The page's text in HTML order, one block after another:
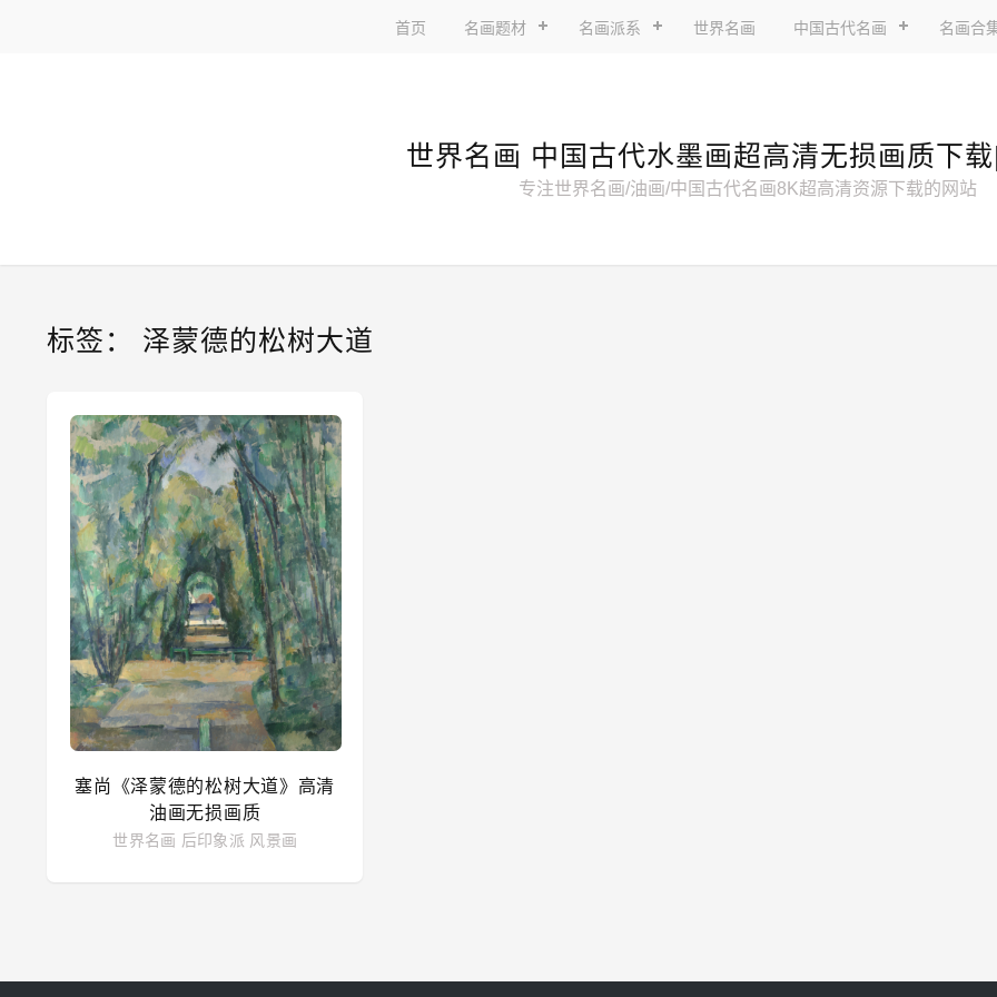
首页 名画题材 名画派系 世界名画 中国古代名画 名画合
世界名画 中国古代水墨画超高清无损画质下
专注世界名画/油画/中国古代名画8K超高清资源下载的网站
标签： 泽蒙德的松树大道
塞尚《泽蒙德的松树大道》高清
油画无损画质
世界名画 后印象派 风景画